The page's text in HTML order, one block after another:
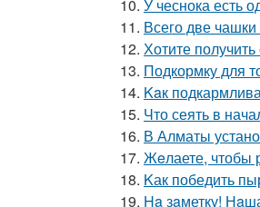
10. У чеснока есть
11. Всего две
12. Хотите
13. Подкормку для
14. Kaк
15. Что сеять в
16. В Алматы
17. Жeлаете, чтобы
18. Kак победить
19. Ha зaметку!